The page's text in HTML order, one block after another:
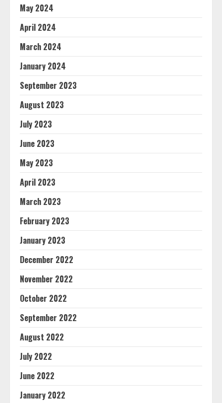
May 2024
April 2024
March 2024
January 2024
September 2023
August 2023
July 2023
June 2023
May 2023
April 2023
March 2023
February 2023
January 2023
December 2022
November 2022
October 2022
September 2022
August 2022
July 2022
June 2022
January 2022